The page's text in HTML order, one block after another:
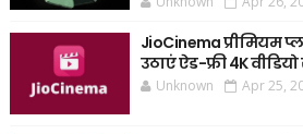
JioCinema प्रीमियम
उठाएं ऐड-फ्री 4K
Unknown Apr 25,